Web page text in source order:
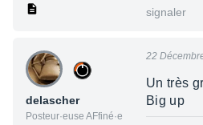
signaler
delascher
Posteur·euse AFfiné·e
22
Un très
Big up